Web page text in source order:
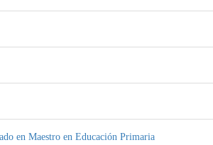
en Maestro en Educación Primaria